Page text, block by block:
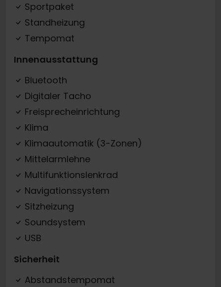
Sportpaket
Standheizung
Tempomat
Innenausstattung
Bluetooth
Digitaler Tacho
Freisprecheinrichtung
Klima
Klimaautomatik (3-Zonen)
Mittelarmlehne
Multifunktionslenkrad
Navigationssystem
Sitzheizung
Soundsystem
USB
Sicherheit
Abstandstempomat